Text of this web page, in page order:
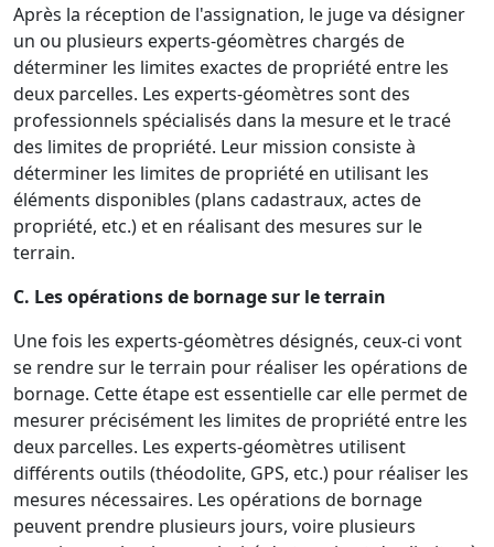
Après la réception de l'assignation, le juge va désigner
un ou plusieurs experts-géomètres chargés de
déterminer les limites exactes de propriété entre les
deux parcelles. Les experts-géomètres sont des
professionnels spécialisés dans la mesure et le tracé
des limites de propriété. Leur mission consiste à
déterminer les limites de propriété en utilisant les
éléments disponibles (plans cadastraux, actes de
propriété, etc.) et en réalisant des mesures sur le
terrain.
C. Les opérations de bornage sur le terrain
Une fois les experts-géomètres désignés, ceux-ci vont
se rendre sur le terrain pour réaliser les opérations de
bornage. Cette étape est essentielle car elle permet de
mesurer précisément les limites de propriété entre les
deux parcelles. Les experts-géomètres utilisent
différents outils (théodolite, GPS, etc.) pour réaliser les
mesures nécessaires. Les opérations de bornage
peuvent prendre plusieurs jours, voire plusieurs